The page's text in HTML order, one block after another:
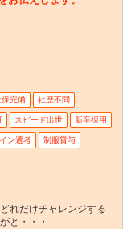
保完備 社歴不問
スピード出世 新卒採用
ン選考 制服貸与
れだけチャレンジする
と・・・